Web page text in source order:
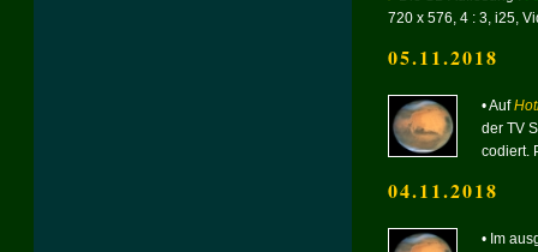
720 x 576, 4 : 3, i25,
05.11.2018
• Auf
der TV
codiert.
04.11.2018
• Im